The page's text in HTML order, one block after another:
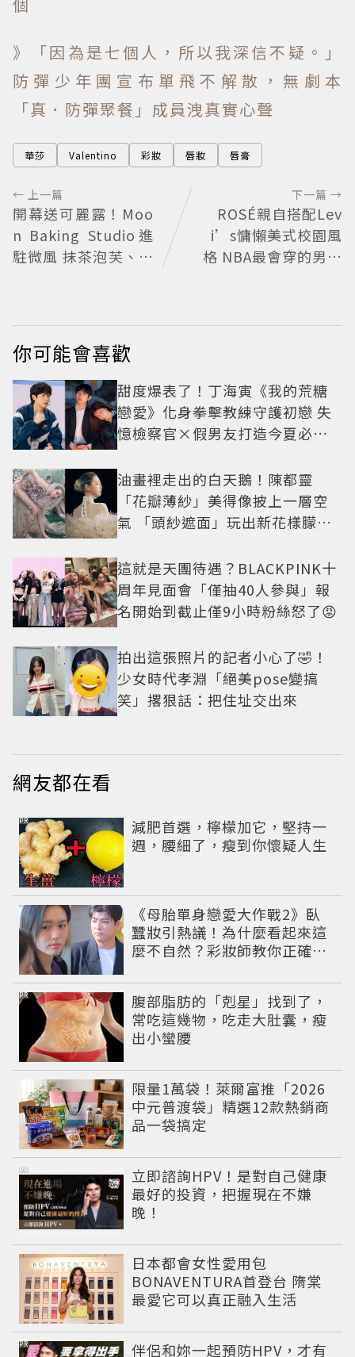
》「因為是七個人，所以我深信不疑。」
防彈少年團宣布單飛不解散，無劇本
「真．防彈聚餐」成員洩真實心聲
華莎 Valentino 彩妝 唇妝 唇膏
← 上一篇
開幕送可麗露！Moo
n Baking Studio進
駐微風 抹茶泡芙、芒
下一篇 →
ROSÉ親自搭配Lev
i’s慵懶美式校園風
格 NBA最會穿的男人
你可能會喜歡
甜度爆表了！丁海寅《我的荒糖
戀愛》化身拳擊教練守護初戀 失
憶檢察官×假男友打造今夏必看
油畫裡走出的白天鵝！陳都靈
「花瓣薄紗」美得像披上一層空
氣 「頭紗遮面」玩出新花樣朦朧
這就是天團待遇？BLACKPINK十
周年見面會「僅抽40人參與」報
名開始到截止僅9小時粉絲怒了😡
拍出這張照片的記者小心了🤣！
少女時代孝淵「絕美pose變搞
笑」撂狠話：把住址交出來
網友都在看
減肥首選，檸檬加它，堅持一
週，腰細了，瘦到你懷疑人生
PR
《母胎單身戀愛大作戰2》臥
蠶妝引熱議！為什麼看起來這
麼不自然？彩妝師教你正確畫
腹部脂肪的「剋星」找到了，
常吃這幾物，吃走大肚囊，瘦
出小蠻腰
PR
限量1萬袋！萊爾富推「2026
中元普渡袋」精選12款熱銷商
品一袋搞定
立即諮詢HPV！是對自己健康
最好的投資，把握現在不嫌
晚！
PR
日本都會女性愛用包
BONAVENTURA首登台 隋棠
最愛它可以真正融入生活
伴侶和妳一起預防HPV，才有
PR